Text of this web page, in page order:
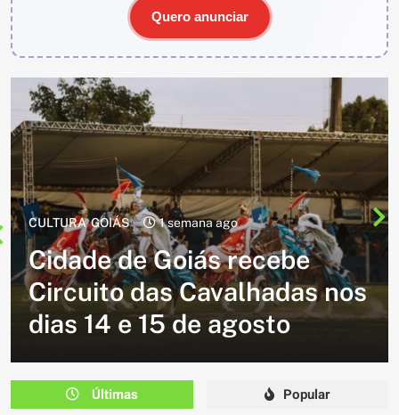
Quero anunciar
CULTURA 2 semanas ago
Cavalgada do Batom está de
volta e promete reunir
milhares de participantes
em Caldazinha
Últimas Popular